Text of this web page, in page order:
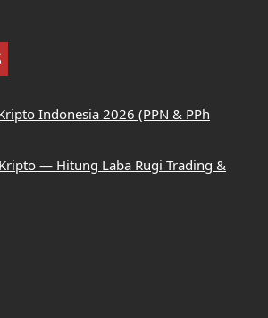
Indonesia 2026 (PPN & PPh
— Hitung Laba Rugi Trading &